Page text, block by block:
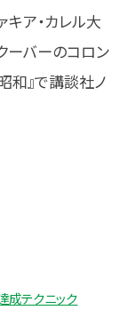
ア・カレル大
ーバーのコロン
和』で講談社ノ
成テクニック